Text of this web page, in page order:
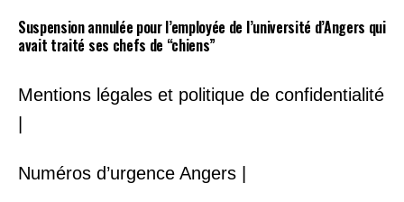
Suspension annulée pour l’employée de l’université d’Angers qui
avait traité ses chefs de “chiens”
Mentions légales et politique de confidentialité
Numéros d’urgence Angers |